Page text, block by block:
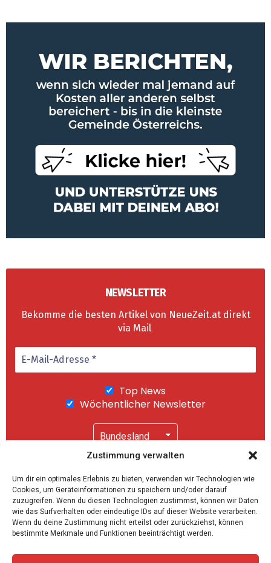
Zustimmung verwalten
Um dir ein optimales Erlebnis zu bieten, verwenden wir Technologien wie
Cookies, um Geräteinformationen zu speichern und/oder darauf
zuzugreifen. Wenn du diesen Technologien zustimmst, können wir Daten
wie das Surfverhalten oder eindeutige IDs auf dieser Website verarbeiten.
Wenn du deine Zustimmung nicht erteilst oder zurückziehst, können
bestimmte Merkmale und Funktionen beeinträchtigt werden.
NEWSLETTER
Bekomme die besten Artikel von NeueZeit.at direkt
via Mail.
Top News
Wöchentlicher Newsletter
"Abonnieren" akzeptierst Du unsere
Datenschutzerklärung.